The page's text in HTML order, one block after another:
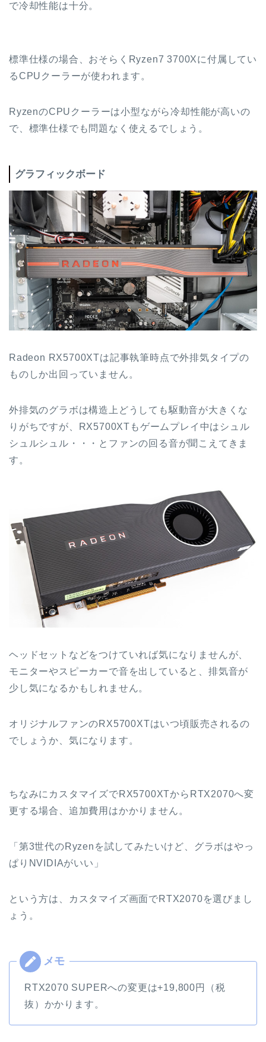
で冷却性能は十分。
標準仕様の場合、おそらくRyzen7 3700Xに付属してい
るCPUクーラーが使われます。
RyzenのCPUクーラーは小型ながら冷却性能が高いの
で、標準仕様でも問題なく使えるでしょう。
グラフィックボード
Radeon RX5700XTは記事執筆時点で外排気タイプの
ものしか出回っていません。
外排気のグラボは構造上どうしても駆動音が大きくな
りがちですが、RX5700XTもゲームプレイ中はシュル
シュルシュル・・・とファンの回る音が聞こえてきま
す。
ヘッドセットなどをつけていれば気になりませんが、
モニターやスピーカーで音を出していると、排気音が
少し気になるかもしれません。
オリジナルファンのRX5700XTはいつ頃販売されるの
でしょうか、気になります。
ちなみにカスタマイズでRX5700XTからRTX2070へ変
更する場合、追加費用はかかりません。
「第3世代のRyzenを試してみたいけど、グラボはやっ
ぱりNVIDIAがいい」
という方は、カスタマイズ画面でRTX2070を選びまし
ょう。
RTX2070 SUPERへの変更は+19,800円（税
抜）かかります。